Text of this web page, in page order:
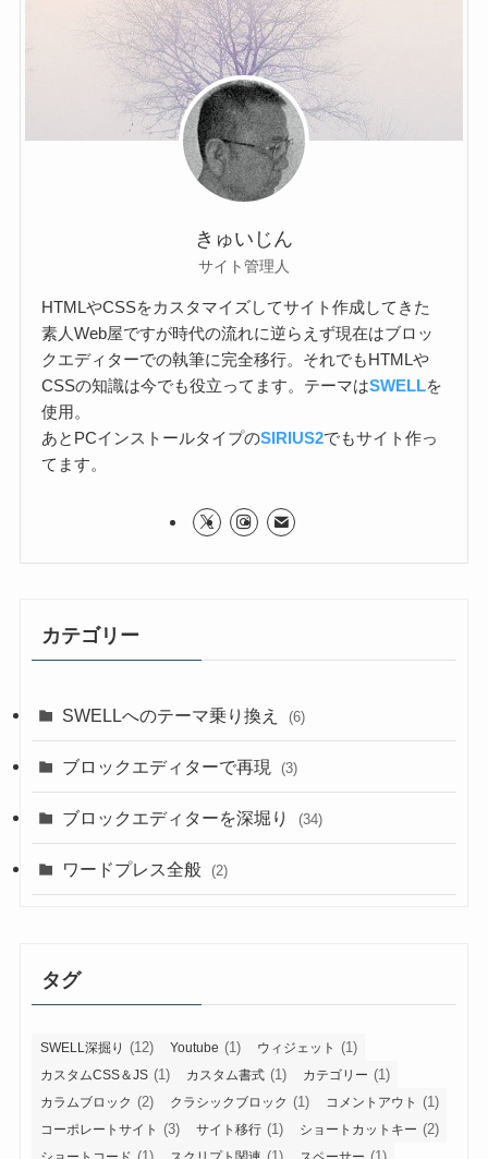
きゅいじん
サイト管理人
HTMLやCSSをカスタマイズしてサイト作成してきた
素人Web屋ですが時代の流れに逆らえず現在はブロッ
クエディターでの執筆に完全移行。それでもHTMLや
CSSの知識は今でも役立ってます。テーマはSWELLを
使用。
あとPCインストールタイプのSIRIUS2でもサイト作っ
てます。
カテゴリー
SWELLへのテーマ乗り換え (6)
ブロックエディターで再現 (3)
ブロックエディターを深堀り (34)
ワードプレス全般 (2)
タグ
SWELL深掘り (12) Youtube (1) ウィジェット (1)
カスタムCSS＆JS (1) カスタム書式 (1) カテゴリー (1)
カラムブロック (2) クラシックブロック (1) コメントアウト (1)
コーポレートサイト (3) サイト移行 (1) ショートカットキー (2)